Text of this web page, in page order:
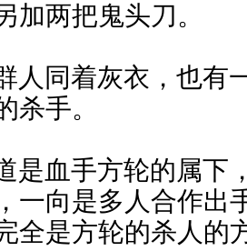
加两把鬼头刀。
人同着灰衣，也有
杀手。
是血手方轮的属下
一向是多人合作出
全是方轮的杀人的